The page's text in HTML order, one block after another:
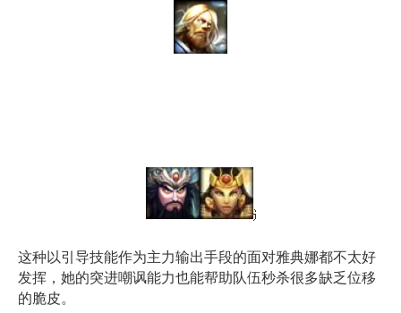
这种以引导技能作为主力输出手段的面对雅典娜都不太好
发挥，她的突进嘲讽能力也能帮助队伍秒杀很多缺乏位移
的脆皮。